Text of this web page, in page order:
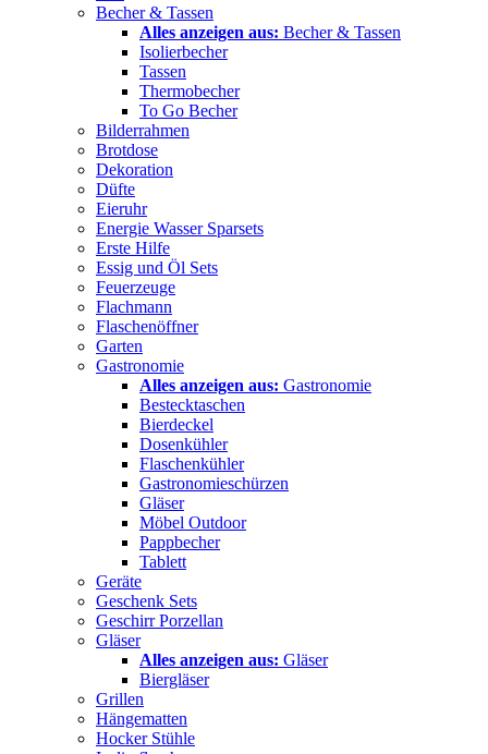
Becher & Tassen
Alles anzeigen aus: Becher & Tassen
Isolierbecher
Tassen
Thermobecher
To Go Becher
Bilderrahmen
Brotdose
Dekoration
Düfte
Eieruhr
Energie Wasser Sparsets
Erste Hilfe
Essig und Öl Sets
Feuerzeuge
Flachmann
Flaschenöffner
Garten
Gastronomie
Alles anzeigen aus: Gastronomie
Bestecktaschen
Bierdeckel
Dosenkühler
Flaschenkühler
Gastronomieschürzen
Gläser
Möbel Outdoor
Pappbecher
Tablett
Geräte
Geschenk Sets
Geschirr Porzellan
Gläser
Alles anzeigen aus: Gläser
Biergläser
Grillen
Hängematten
Hocker Stühle